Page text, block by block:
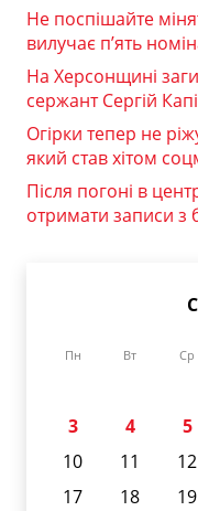
Не поспішайте
вилучає п’ять
На Херсонщині
сержант Сергій
Огірки тепер не
який став хітом
Після погоні в
отримати записи з
Пн Вт Ср
3
4 5
10
11 12
17
18 19